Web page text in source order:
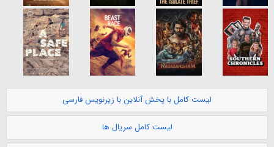
لیست کامل با پخش آنلاین با زیرنویس فارسی
لیست کامل سریال ها